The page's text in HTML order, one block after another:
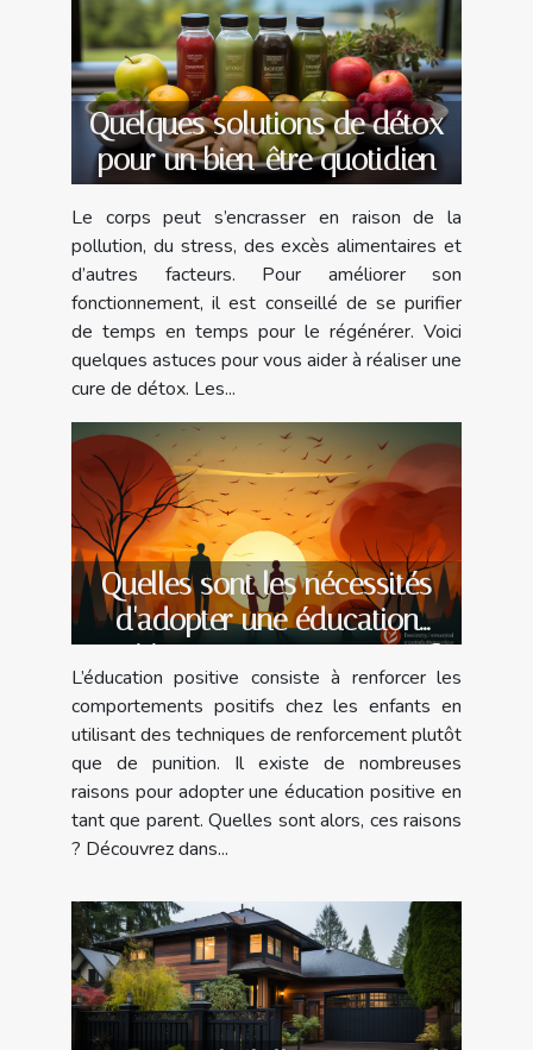
Quelques solutions de détox
pour un bien-être quotidien
Le corps peut s’encrasser en raison de la
pollution, du stress, des excès alimentaires et
d’autres facteurs. Pour améliorer son
fonctionnement, il est conseillé de se purifier
de temps en temps pour le régénérer. Voici
quelques astuces pour vous aider à réaliser une
cure de détox. Les...
Quelles sont les nécessités
d'adopter une éducation
positive en tant que parent ?
L’éducation positive consiste à renforcer les
comportements positifs chez les enfants en
utilisant des techniques de renforcement plutôt
que de punition. Il existe de nombreuses
raisons pour adopter une éducation positive en
tant que parent. Quelles sont alors, ces raisons
? Découvrez dans...